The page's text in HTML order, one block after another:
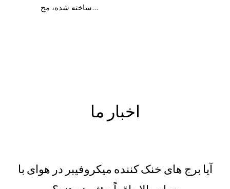
ساخته شده، مح...
اخبار ما
آیا برج های خنک کننده میکروفیبر در هوای با